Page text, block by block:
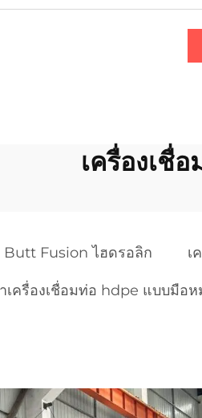
เครื่องเชื่
Butt Fusion ไฮดรอลิก เ
เครื่องเชื่อมท่อ hdpe แบบมือ